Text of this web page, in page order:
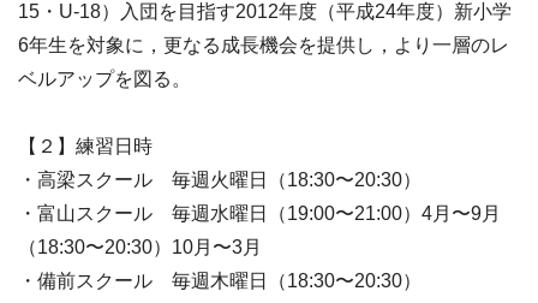
15・U-18）入団を目指す2012年度（平成24年度）新小学
6年生を対象に，更なる成長機会を提供し，より一層のレ
ベルアップを図る。
【２】練習日時
・高梁スクール 毎週火曜日（18:30〜20:30）
・富山スクール 毎週水曜日（19:00〜21:00）4月〜9月
（18:30〜20:30）10月〜3月
・備前スクール 毎週木曜日（18:30〜20:30）